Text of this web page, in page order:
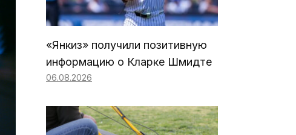
«Янкиз» получили позитивную
информацию о Кларке Шмидте
06.08.2026